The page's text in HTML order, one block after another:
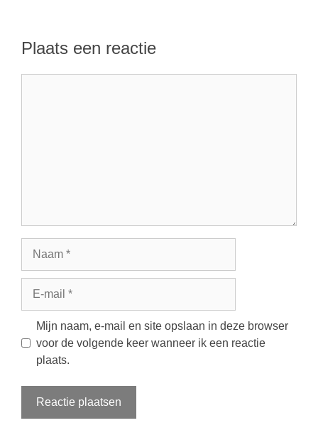
Plaats een reactie
Mijn naam, e-mail en site opslaan in deze browser
voor de volgende keer wanneer ik een reactie
plaats.